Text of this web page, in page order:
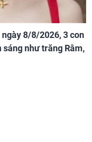
8/8/2026, 3 con
như trăng Rằm,